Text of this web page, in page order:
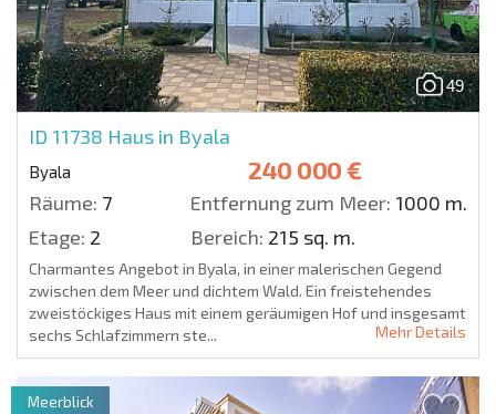
49
ID 11738 Haus in Byala
Byala 240 000 €
Räume: 7 Entfernung zum Meer: 1000 m.
Etage: 2 Bereich: 215 sq. m.
Charmantes Angebot in Byala, in einer malerischen Gegend
zwischen dem Meer und dichtem Wald. Ein freistehendes
zweistöckiges Haus mit einem geräumigen Hof und insgesamt
sechs Schlafzimmern ste...
Mehr Details
Meerblick